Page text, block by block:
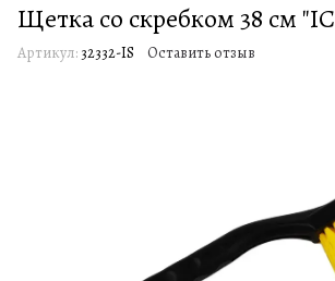
Щетка со скребком 38 см
Артикул: 32332-IS Оставить отзыв